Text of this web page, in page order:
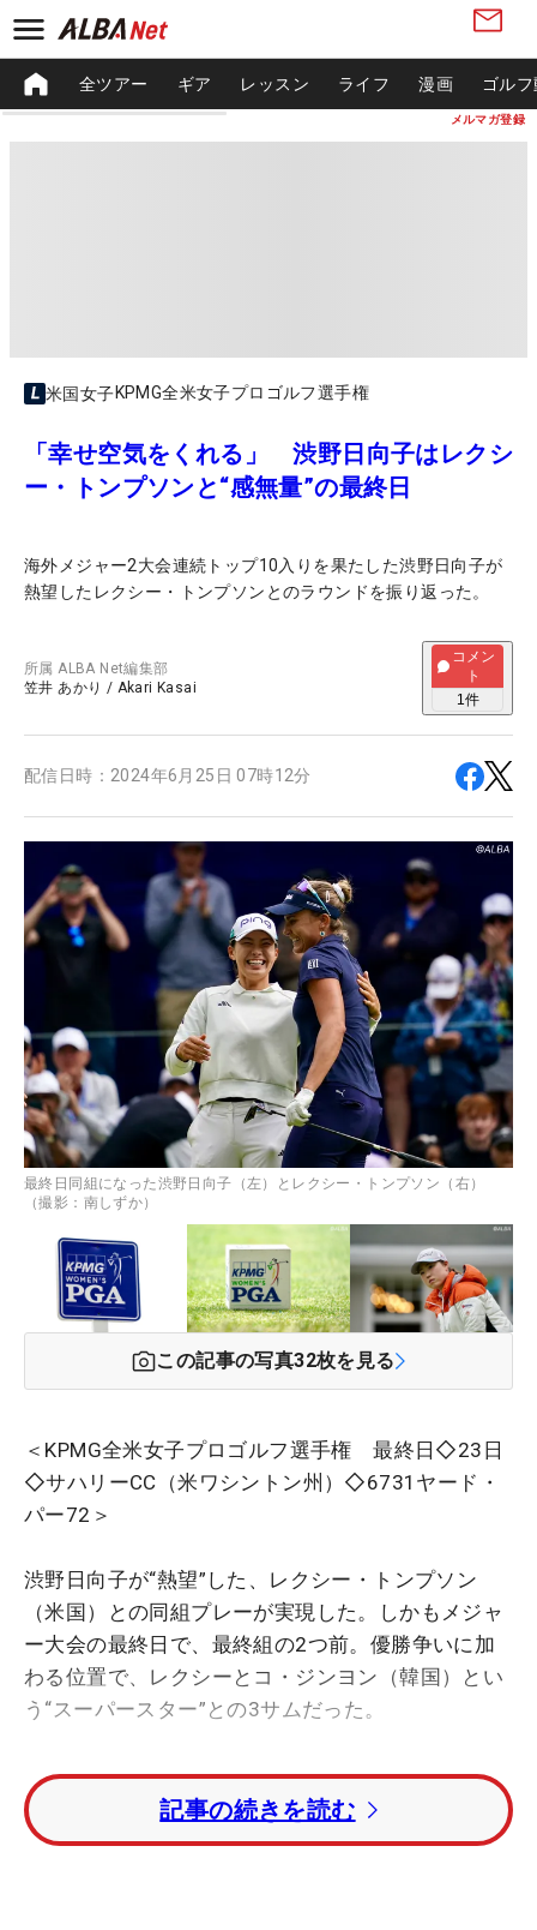
メルマガ登録
全ツアー ギア レッスン ライフ 漫画 ゴル
米国女子KPMG全米女子プロゴルフ選手権
「幸せ空気をくれる」 渋野日向子はレクシ
ー・トンプソンと“感無量”の最終日
海外メジャー2大会連続トップ10入りを果たした渋野日向子が
熱望したレクシー・トンプソンとのラウンドを振り返った。
所属ALBA Net編集部
笠井 あかり / Akari Kasai
コメン
ト
1件
配信日時： 2024年6月25日 07時12分
最終日同組になった渋野日向子（左）とレクシー・トンプソン（右）
（撮影：南しずか）
この記事の写真32枚を見る
＜KPMG全米女子プロゴルフ選手権 最終日◇23日
◇サハリーCC（米ワシントン州）◇6731ヤード・
パー72＞
渋野日向子が“熱望”した、レクシー・トンプソン
（米国）との同組プレーが実現した。しかもメジャ
ー大会の最終日で、最終組の2つ前。優勝争いに加
わる位置で、レクシーとコ・ジンヨン（韓国）とい
う“スーパースター”との3サムだった。
レクシーは3週間前の「全米女子オープン」でツア
ー撤退を表明。3位タイで予選ラウンドを終えたと
き「レクシーと回りたい」と切望していたが、それ
記事の続きを読む